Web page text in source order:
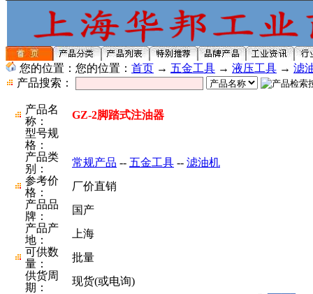
您的位置：您的位置： 首页 → 五金工具 → 液压工具 → 滤
产品搜索：
产品名
称：
GZ-2脚踏式注油器
型号规
格：
产品类
别：
常规产品 -- 五金工具 -- 滤油机
参考价
格：
厂价直销
产品品
牌：
国产
产品产
地：
上海
可供数
量：
批量
供货周
期：
现货(或电询)